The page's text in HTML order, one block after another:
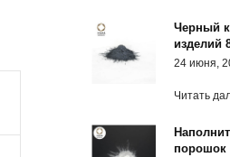
Черный
изделий
24 июня,
Читать
порошок